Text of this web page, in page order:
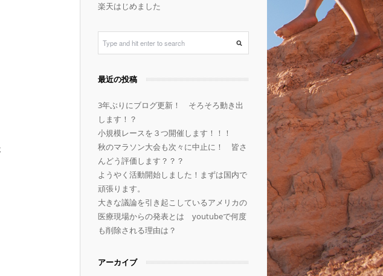
楽天はじめました
最近の投稿
3年ぶりにブログ更新！ そろそろ動き出
します！？
小規模レースを３つ開催します！！！
秋のマラソン大会も次々に中止に！ 皆さ
んどう評価します？？？
ようやく活動開始しました！まずは国内で
頑張ります。
大きな議論を引き起こしているアメリカの
医療現場からの発表とは youtubeで何度
も削除される理由は？
アーカイブ